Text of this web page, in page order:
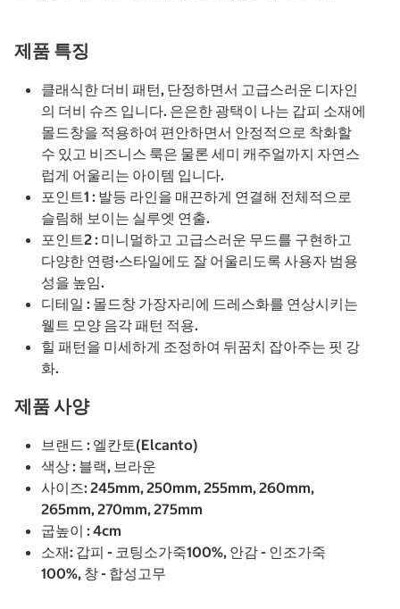
제품 특징
클래식한 더비 패턴, 단정하면서 고급스러운 디자인
의 더비 슈즈 입니다. 은은한 광택이 나는 갑피 소재에
몰드창을 적용하여 편안하면서 안정적으로 착화할
수 있고 비즈니스 룩은 물론 세미 캐주얼까지 자연스
럽게 어울리는 아이템 입니다.
포인트1 : 발등 라인을 매끈하게 연결해 전체적으로
슬림해 보이는 실루엣 연출.
포인트2 : 미니멀하고 고급스러운 무드를 구현하고
다양한 연령·스타일에도 잘 어울리도록 사용자 범용
성을 높임.
디테일 : 몰드창 가장자리에 드레스화를 연상시키는
웰트 모양 음각 패턴 적용.
힐 패턴을 미세하게 조정하여 뒤꿈치 잡아주는 핏 강
화.
제품 사양
브랜드 : 엘칸토(Elcanto)
색상 : 블랙, 브라운
사이즈: 245mm, 250mm, 255mm, 260mm,
265mm, 270mm, 275mm
굽높이 : 4cm
소재: 갑피 - 코팅소가죽100%, 안감 - 인조가죽
100%, 창 - 합성고무